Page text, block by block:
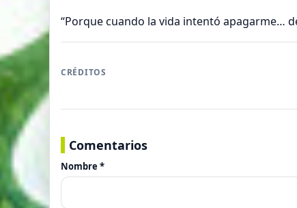
“Porque cuando la vida intentó apagarme…
CRÉDITOS
Comentarios
Nombre *